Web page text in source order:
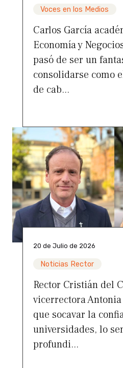
Voces en los Medios
Carlos García
Economía y
pasó de ser un
consolidarse como
de cab...
20 de Julio de 2026
Noticias Rector
Rector Cristián del
vicerrectora
que socavar la
universidades, lo
profundi...